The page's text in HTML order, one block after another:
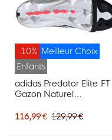
Meilleur Choix
-10%
Enfants
adidas Predator Elite FT
Gazon Naturel
Enfants Blanc Noir Rose
116,99 € 129,99 €